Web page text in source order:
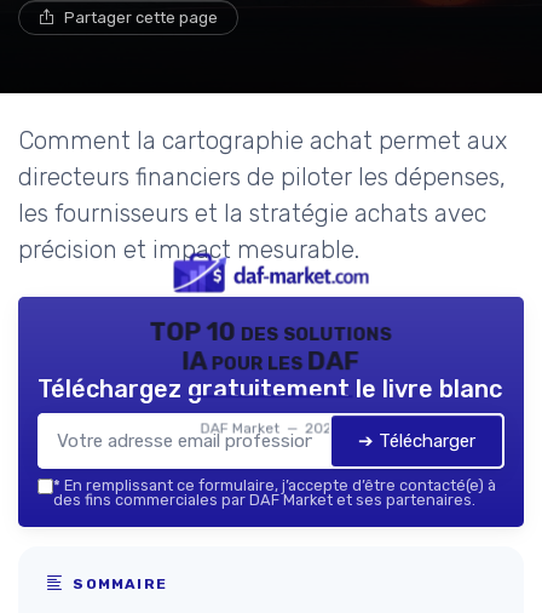
Partager cette page
Comment la cartographie achat permet aux
directeurs financiers de piloter les dépenses,
les fournisseurs et la stratégie achats avec
précision et impact mesurable.
TOP 10 des solutions
IA pour les DAF
DAF Market — 2026
Téléchargez gratuitement le livre blanc
➔ Télécharger
* En remplissant ce formulaire, j’accepte d’être contacté(e) à
des fins commerciales par DAF Market et ses partenaires.
SOMMAIRE